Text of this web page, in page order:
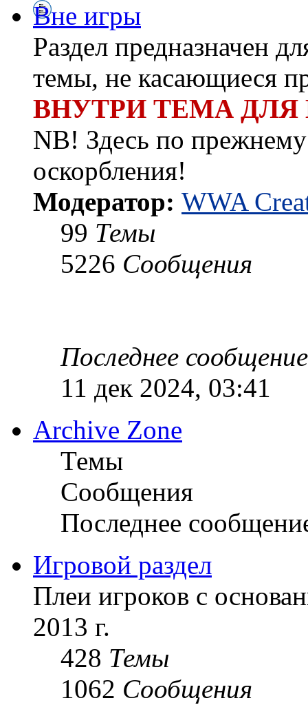
Вне игры
Раздел предназначен
темы, не касающиеся
ВНУТРИ ТЕМА
NB! Здесь по
оскорбления!
Модератор: WWA
99 Темы
5226 Сообщения
Последнее сообщение
11 дек 2024, 03:41
Archive Zone
Темы
Сообщения
Последнее
Игровой раздел
Плеи игроков с
2013 г.
428 Темы
1062 Сообщения